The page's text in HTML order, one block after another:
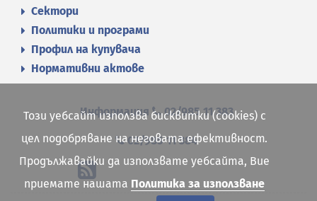
Сектори
Политики и програми
Профил на купувача
Нормативни актове
Информация 02/985 11 383
02/985 11 384
Този уебсайт използва бисквитки (cookies) с
цел подобряване на неговата ефективност.
Продължавайки да използвате уебсайта, Вие
приемате нашата Политика за използване